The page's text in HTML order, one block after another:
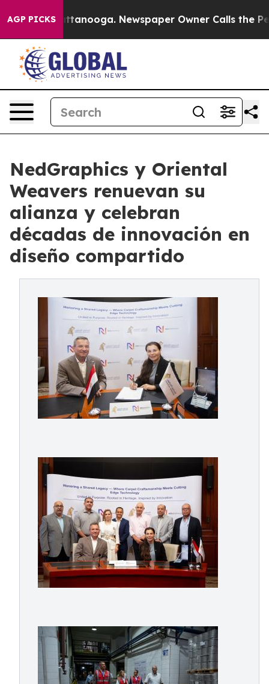
AGP PICKS
Chattanooga. Newspaper Owner Calls the People
NedGraphics y Oriental
Weavers renuevan su
alianza y celebran
décadas de innovación en
diseño compartido